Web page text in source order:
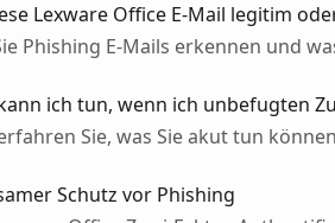
Lexware Office E-Mail legitim
Phishing E-Mails erkennen und
ich tun, wenn ich unbefugten
Sie, was Sie akut tun
Schutz vor Phishing